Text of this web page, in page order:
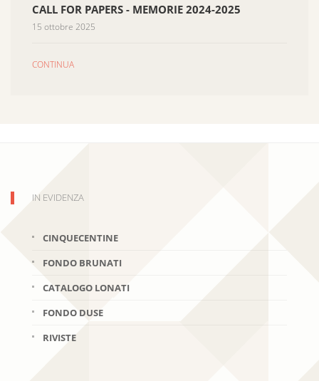
CALL FOR PAPERS - MEMORIE 2024-2025
15 ottobre 2025
CONTINUA
IN EVIDENZA
CINQUECENTINE
FONDO BRUNATI
CATALOGO LONATI
FONDO DUSE
RIVISTE